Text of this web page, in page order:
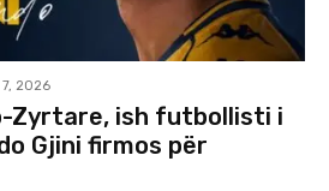
2026
Zyrtare, ish futbollisti i
Gjini firmos për